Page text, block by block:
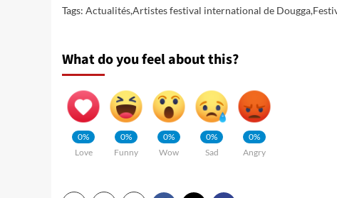
Tags: Actualités,Artistes festival international de Dougga,
What do you feel about this?
0%
Love
0%
Funny
0%
Wow
0%
Sad
0%
Angry